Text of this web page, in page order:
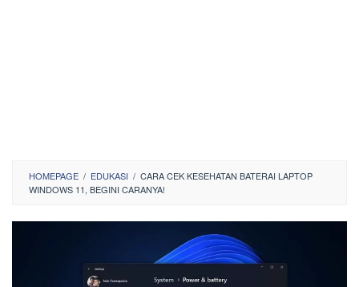
HOMEPAGE / EDUKASI / CARA CEK KESEHATAN BATERAI LAPTOP
WINDOWS 11, BEGINI CARANYA!